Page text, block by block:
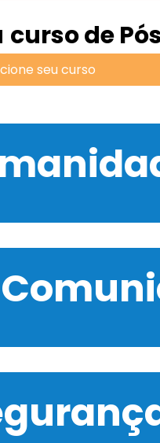
curso de
seu curso